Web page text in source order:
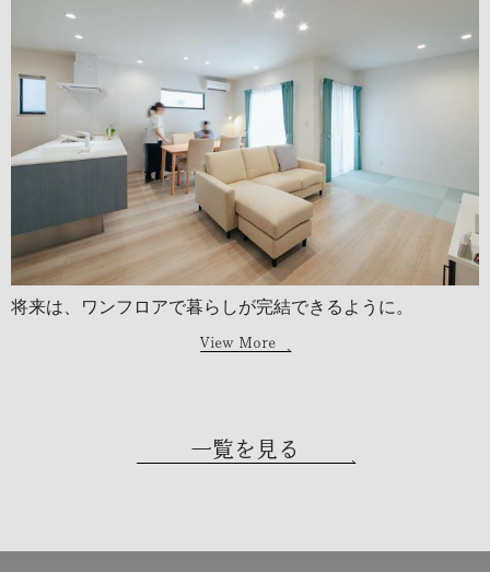
将来は、ワンフロアで暮らしが完結できるように。
View More
一覧を見る